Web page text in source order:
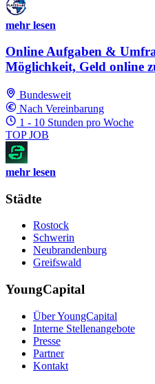
mehr lesen
Online Aufgaben &
Möglichkeit, Geld online
Bundesweit
Nach Vereinbarung
1 - 10 Stunden pro Woche
TOP JOB
mehr lesen
Städte
Rostock
Schwerin
Neubrandenburg
Greifswald
YoungCapital
Über YoungCapital
Interne Stellenangebote
Presse
Partner
Kontakt